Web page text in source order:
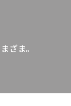
ざま。